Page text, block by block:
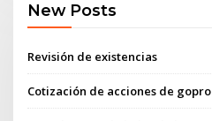
New Posts
Revisión de existencias
Cotización de acciones de gopro